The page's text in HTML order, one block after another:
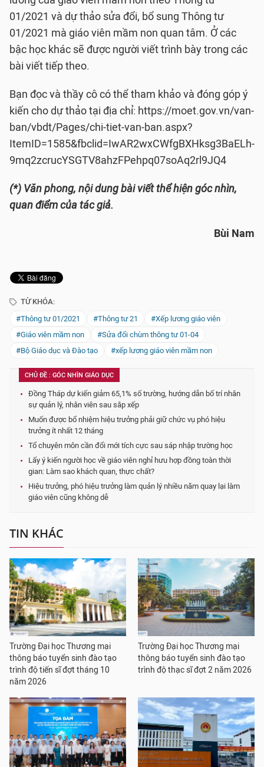
01/2021 và dự thảo sửa đổi, bổ sung Thông tư
01/2021 mà giáo viên mầm non quan tâm. Ở các
bậc học khác sẽ được người viết trình bày trong các
bài viết tiếp theo.
Bạn đọc và thầy cô có thể tham khảo và đóng góp ý
kiến cho dự thảo tại địa chỉ: https://moet.gov.vn/van-
ban/vbdt/Pages/chi-tiet-van-ban.aspx?
ItemID=1585&fbclid=IwAR2wxCWfgBXHksg3BaELh-
9mq2zcrucYSGTV8ahzFPehpq07soAq2rl9JQ4
(*) Văn phong, nội dung bài viết thể hiện góc nhìn,
quan điểm của tác giả.
Bùi Nam
TỪ KHÓA:
#Thông tư 01/2021
#Thông tư 21
#Xếp lương giáo viên
#Giáo viên mầm non
#Sửa đổi chùm thông tư 01-04
#Bộ Giáo dục và Đào tạo
#xếp lương giáo viên mầm non
CHỦ ĐỀ : GÓC NHÌN GIÁO DỤC
Đồng Tháp dự kiến giảm 65,1% số trường, hướng dẫn bố trí nhân
sự quản lý, nhân viên sau sắp xếp
Muốn được bổ nhiệm hiệu trưởng phải giữ chức vụ phó hiệu
trưởng ít nhất 12 tháng
Tổ chuyên môn cần đổi mới tích cực sau sáp nhập trường học
Lấy ý kiến người học về giáo viên nghỉ hưu hợp đồng toàn thời
gian: Làm sao khách quan, thực chất?
Hiệu trưởng, phó hiệu trưởng làm quản lý nhiều năm quay lại làm
giáo viên cũng không dễ
TIN KHÁC
Trường Đại học Thương mại
thông báo tuyển sinh đào tạo
trình độ tiến sĩ đợt tháng 10
năm 2026
Trường Đại học Thương mại
thông báo tuyển sinh đào tạo
trình độ thạc sĩ đợt 2 năm 2026